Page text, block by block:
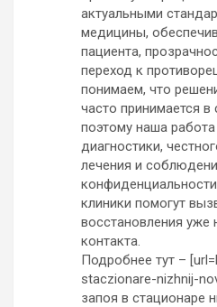
актуальными
медицины,
пациента,
переход к
понимаем, что
часто принимается в
поэтому наша
диагностики,
лечения и
клиники помогут
восстановления уже
контакта.
Подробнее тут –
staczionare-nizhnij-
запоя в стационаре